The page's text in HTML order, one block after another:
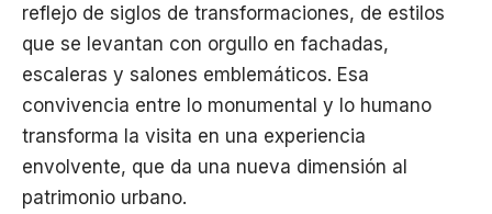
reflejo de siglos de transformaciones, de estilos
que se levantan con orgullo en fachadas,
escaleras y salones emblemáticos. Esa
convivencia entre lo monumental y lo humano
transforma la visita en una experiencia
envolvente, que da una nueva dimensión al
patrimonio urbano.